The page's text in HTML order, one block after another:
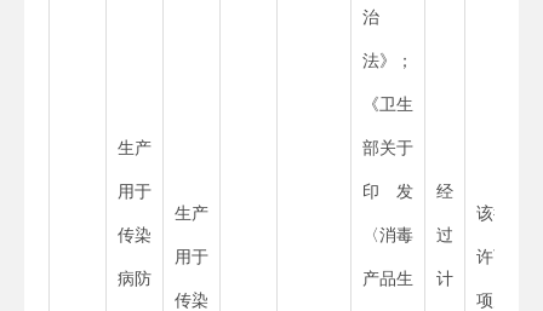
生产
用于
传染
病防
生产
用于
传染
治
法》；
《卫生
部关于
印发
〈消毒
产品生
经
过
计
该行政
许可事
项为省